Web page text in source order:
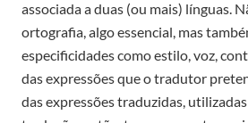
associada a duas (ou mais) línguas.
ortografia, algo essencial, mas
especificidades como estilo, voz,
das expressões que o tradutor
das expressões traduzidas,